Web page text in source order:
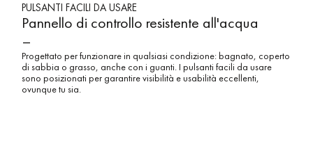
PULSANTI FACILI DA USARE
Pannello di controllo resistente all'acqua
–
Progettato per funzionare in qualsiasi condizione: bagnato, coperto
di sabbia o grasso, anche con i guanti. I pulsanti facili da usare
sono posizionati per garantire visibilità e usabilità eccellenti,
ovunque tu sia.